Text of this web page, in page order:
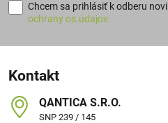
Chcem sa prihlásiť k odberu
ochrany os.údajov.
Kontakt
QANTICA S​.R​.O​.
SNP 239 / 145